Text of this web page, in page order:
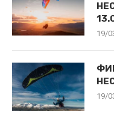
19/
19/